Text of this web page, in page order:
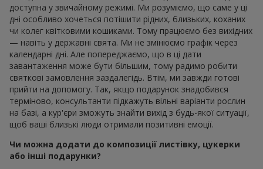
доступна у звичайному режимі. Ми розуміємо, що саме у ці
дні особливо хочеться потішити рідних, близьких, коханих
чи колег квітковими кошиками. Тому працюємо без вихідних
— навіть у державні свята. Ми не змінюємо графік через
календарні дні. Але попереджаємо, що в ці дати
завантаження може бути більшим, тому радимо робити
святкові замовлення заздалегідь. Втім, ми завжди готові
прийти на допомогу. Так, якщо подарунок знадобився
терміново, консультанти підкажуть вільні варіанти рослин
на базі, а кур'єри зможуть знайти вихід з будь-якої ситуації,
щоб ваші близькі люди отримали позитивні емоції.
Чи можна додати до композиції листівку, цукерки
або інші подарунки?